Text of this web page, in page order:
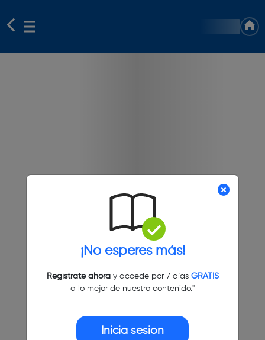
¡No esperes más!
Regístrate ahoray accede por 7 días GRATIS
a lo mejor de nuestro contenido."
Inicia sesión